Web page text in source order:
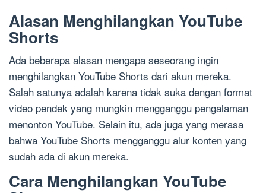
Alasan Menghilangkan YouTube
Shorts
Ada beberapa alasan mengapa seseorang ingin
menghilangkan YouTube Shorts dari akun mereka.
Salah satunya adalah karena tidak suka dengan format
video pendek yang mungkin mengganggu pengalaman
menonton YouTube. Selain itu, ada juga yang merasa
bahwa YouTube Shorts mengganggu alur konten yang
sudah ada di akun mereka.
Cara Menghilangkan YouTube